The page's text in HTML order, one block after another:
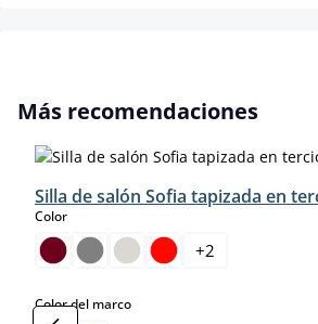
Omitir la galería de productos
Más recomendaciones
Silla de salón Sofia tapizada en
Colorselect
+2
Color del marcoselect